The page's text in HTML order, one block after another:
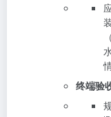
终端验